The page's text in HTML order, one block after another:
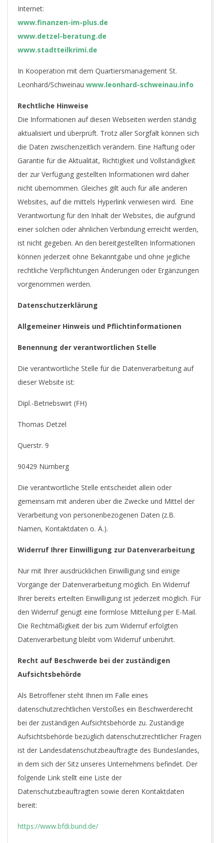
Internet:
www.finanzen-im-plus.de
www.detzel-beratung.de
www.stadtteilkrimi.de
In Kooperation mit dem Quartiersmanagement St.
Leonhard/Schweinau www.leonhard-schweinau.info
Rechtliche Hinweise
Die Informationen auf diesen Webseiten werden ständig
aktualisiert und überprüft. Trotz aller Sorgfalt können sich
die Daten zwischenzeitlich verändern. Eine Haftung oder
Garantie für die Aktualität, Richtigkeit und Vollständigkeit
der zur Verfügung gestellten Informationen wird daher
nicht übernommen. Gleiches gilt auch für alle anderen
Websites, auf die mittels Hyperlink verwiesen wird. Eine
Verantwortung für den Inhalt der Websites, die aufgrund
einer solchen oder ähnlichen Verbindung erreicht werden,
ist nicht gegeben. An den bereitgestellten Informationen
können jederzeit ohne Bekanntgabe und ohne jegliche
rechtliche Verpflichtungen Änderungen oder Ergänzungen
vorgenommen werden.
Datenschutzerklärung
Allgemeiner Hinweis und Pflichtinformationen
Benennung der verantwortlichen Stelle
Die verantwortliche Stelle für die Datenverarbeitung auf
dieser Website ist:
Dipl.-Betriebswirt (FH)
Thomas Detzel
Querstr. 9
90429 Nürnberg
Die verantwortliche Stelle entscheidet allein oder
gemeinsam mit anderen über die Zwecke und Mittel der
Verarbeitung von personenbezogenen Daten (z.B.
Namen, Kontaktdaten o. Ä.).
Widerruf Ihrer Einwilligung zur Datenverarbeitung
Nur mit Ihrer ausdrücklichen Einwilligung sind einige
Vorgänge der Datenverarbeitung möglich. Ein Widerruf
Ihrer bereits erteilten Einwilligung ist jederzeit möglich. Für
den Widerruf genügt eine formlose Mitteilung per E-Mail.
Die Rechtmäßigkeit der bis zum Widerruf erfolgten
Datenverarbeitung bleibt vom Widerruf unberührt.
Recht auf Beschwerde bei der zuständigen
Aufsichtsbehörde
Als Betroffener steht Ihnen im Falle eines
datenschutzrechtlichen Verstoßes ein Beschwerderecht
bei der zuständigen Aufsichtsbehörde zu. Zuständige
Aufsichtsbehörde bezüglich datenschutzrechtlicher Fragen
ist der Landesdatenschutzbeauftragte des Bundeslandes,
in dem sich der Sitz unseres Unternehmens befindet. Der
folgende Link stellt eine Liste der
Datenschutzbeauftragten sowie deren Kontaktdaten
bereit:
https://www.bfdi.bund.de/